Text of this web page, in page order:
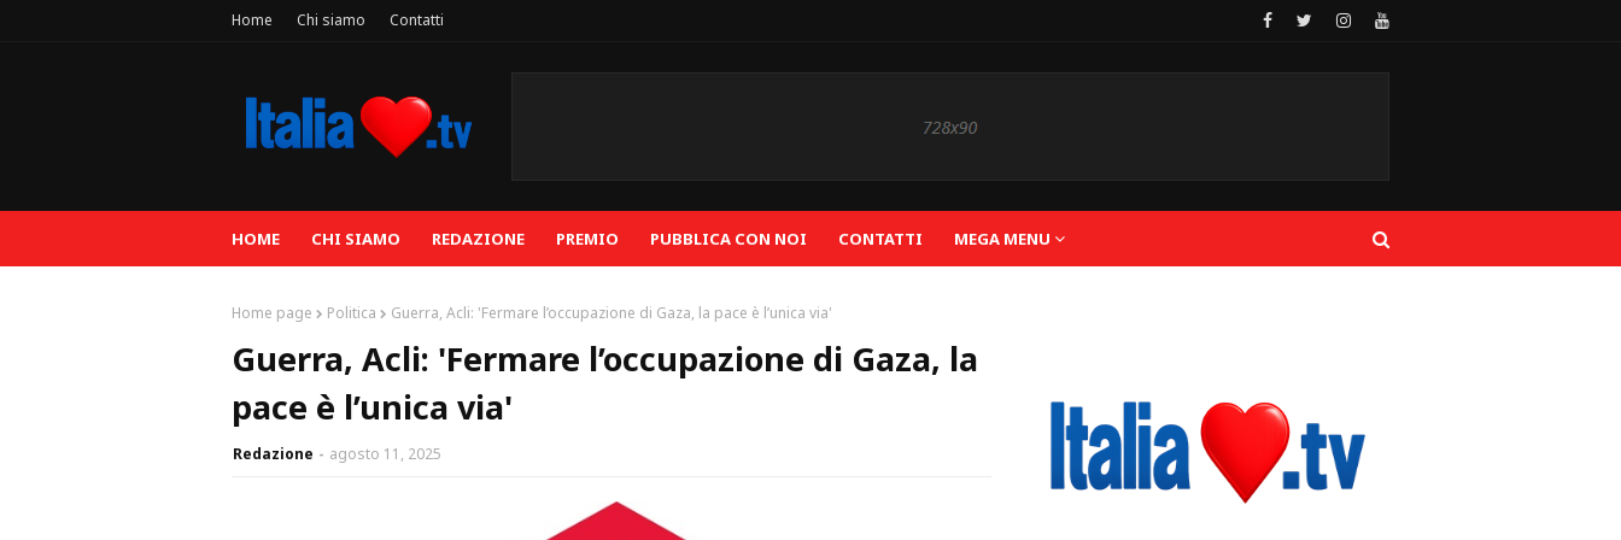
Home Chi siamo Contatti
HOME CHI SIAMO REDAZIONE PREMIO PUBBLICA CON NOI CONTATTI MEGA MENU
Home page Politica Guerra, Acli: 'Fermare l’occupazione di Gaza, la pace è l’unica via'
Guerra, Acli: 'Fermare l’occupazione di Gaza, la
pace è l’unica via'
Redazione agosto 11, 2025